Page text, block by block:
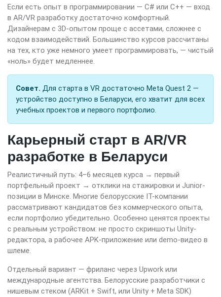
Если есть опыт в программировании — C# или C++ — вход
в AR/VR разработку достаточно комфортный.
Дизайнерам с 3D-опытом проще с ассетами, сложнее с
кодом взаимодействий. Большинство курсов рассчитаны
на тех, кто уже немного умеет программировать, — чистый
«ноль» будет медленнее.
Совет. Для старта в VR достаточно Meta Quest 2 —
устройство доступно в Беларуси, его хватит для всех
учебных проектов и первого портфолио.
Карьерный старт в AR/VR
разработке в Беларуси
Реалистичный путь: 4–6 месяцев курса → первый
портфельный проект → отклики на стажировки и Junior-
позиции в Минске. Многие белорусские IT-компании
рассматривают кандидатов без коммерческого опыта,
если портфолио убедительно. Особенно ценятся проекты
с реальным устройством: не просто скриншоты Unity-
редактора, а рабочее APK-приложение или demo-видео в
шлеме.
Отдельный вариант — фриланс через Upwork или
международные агентства. Белорусские разработчики с
нишевым стеком (ARKit + Swift, или Unity + Meta SDK)